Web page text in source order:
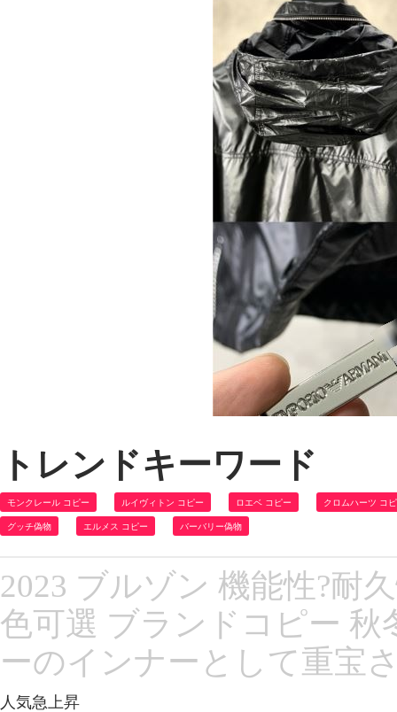
トレンドキーワード
モンクレール コピー ルイヴィトン コピー ロエベ コピー クロムハーツ コ
グッチ偽物 エルメス コピー バーバリー偽物
2023 ブルゾン 機能性?耐
色可選 ブランドコピー
ーのインナーとして重宝
人気急上昇